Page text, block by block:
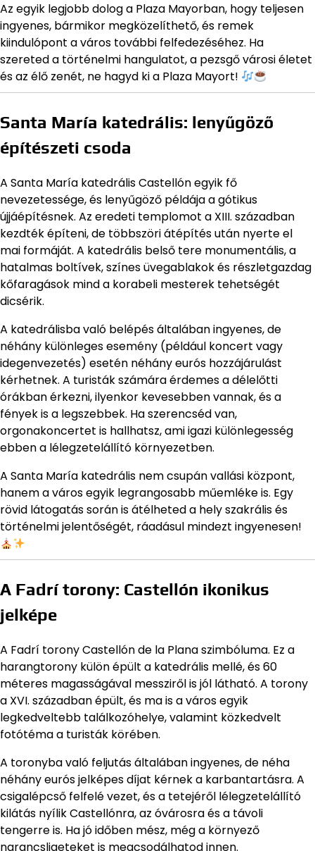
Az egyik legjobb dolog a Plaza Mayorban, hogy teljesen
ingyenes, bármikor megközelíthető, és remek
kiindulópont a város további felfedezéséhez. Ha
szereted a történelmi hangulatot, a pezsgő városi életet
és az élő zenét, ne hagyd ki a Plaza Mayort!
Santa María katedrális: lenyűgöző
építészeti csoda
A Santa María katedrális Castellón egyik fő
nevezetessége, és lenyűgöző példája a gótikus
újjáépítésnek. Az eredeti templomot a XIII. században
kezdték építeni, de többszöri átépítés után nyerte el
mai formáját. A katedrális belső tere monumentális, a
hatalmas boltívek, színes üvegablakok és részletgazdag
kőfaragások mind a korabeli mesterek tehetségét
dicsérik.
A katedrálisba való belépés általában ingyenes, de
néhány különleges esemény (például koncert vagy
idegenvezetés) esetén néhány eurós hozzájárulást
kérhetnek. A turisták számára érdemes a délelőtti
órákban érkezni, ilyenkor kevesebben vannak, és a
fények is a legszebbek. Ha szerencséd van,
orgonakoncertet is hallhatsz, ami igazi különlegesség
ebben a lélegzetelállító környezetben.
A Santa María katedrális nem csupán vallási központ,
hanem a város egyik legrangosabb műemléke is. Egy
rövid látogatás során is átélheted a hely szakrális és
történelmi jelentőségét, ráadásul mindezt ingyenesen!
A Fadrí torony: Castellón ikonikus
jelképe
A Fadrí torony Castellón de la Plana szimbóluma. Ez a
harangtorony külön épült a katedrális mellé, és 60
méteres magasságával messziről is jól látható. A torony
a XVI. században épült, és ma is a város egyik
legkedveltebb találkozóhelye, valamint közkedvelt
fotótéma a turisták körében.
A toronyba való feljutás általában ingyenes, de néha
néhány eurós jelképes díjat kérnek a karbantartásra. A
csigalépcső felfelé vezet, és a tetejéről lélegzetelállító
kilátás nyílik Castellónra, az óvárosra és a távoli
tengerre is. Ha jó időben mész, még a környező
narancsligeteket is megcsodálhatod innen.